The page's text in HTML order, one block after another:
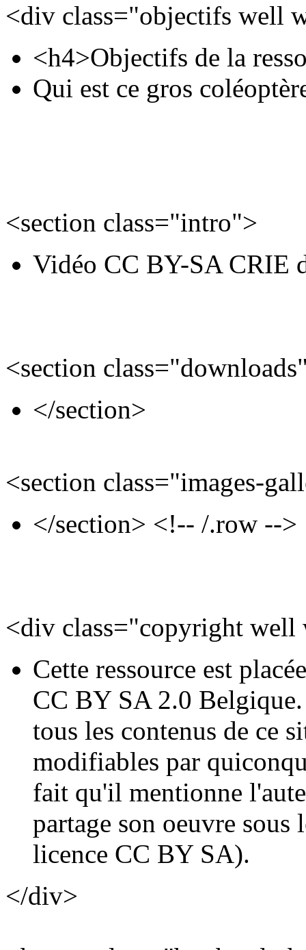
<div class="objectifs well
<h4>Objectifs de la
Qui est ce gros
<section class="intro">
Vidéo CC BY-SA CRIE
<section
</section>
<section class="images-
</section> <!-- /.row -->
<div class="copyright well
Cette ressource est
CC BY SA 2.0
tous les contenus de ce
modifiables par
fait qu'il mentionne
partage son oeuvre sous
licence CC BY SA).
</div>